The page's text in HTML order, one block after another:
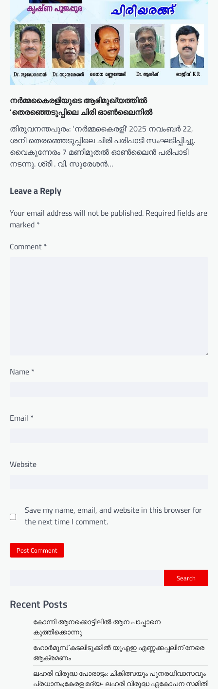
നർമ്മകൈരളിയുടെ ആഭിമുഖ്യത്തിൽ
‘തെരഞ്ഞെടുപ്പിലെ ചിരി ഓൺലൈനിൽ
തിരുവനന്തപുരം: ‘നർമ്മകൈരളി’ 2025 നവംബർ 22,
ശനി തെരഞ്ഞെടുപ്പിലെ ചിരി പരിപാടി സംഘടിപ്പിച്ചു.
വൈകുന്നേരം 7 മണിമുതൽ ഓൺലൈൻ പരിപാടി
നടന്നു. ശ്രീ . വി. സുരേശൻ…
Leave a Reply
Your email address will not be published. Required fields are
marked *
Comment *
Name *
Email *
Website
Save my name, email, and website in this browser for
the next time I comment.
Search
Recent Posts
കോന്നി ആനക്കൊട്ടിലിൽ ആന പാപ്പാനെ
കുത്തിക്കൊന്നു
ഹോർമൂസ് കടലിടുക്കിൽ യുഎഇ എണ്ണക്കപ്പലിന് നേരെ
ആക്രമണം
ലഹരി വിരുദ്ധ പോരാട്ടം: ചികിത്സയും പുനരധിവാസവും
പ്രധാനം;കേരള മദ്യ- ലഹരി വിരുദ്ധ ഏകോപന സമിതി